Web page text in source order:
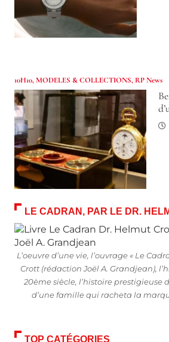
10H10,MODELES & COLLECTIONS, RP News
LE CADRAN, PAR LE DR.
L’oeuvre d’une vie, l’ouvrage « Le
Crott (rédaction Joël A. Grandjean),
20ème siècle, l’histoire prestigieuse
d’une famille qui racheta la
TOP CATÉGORIES